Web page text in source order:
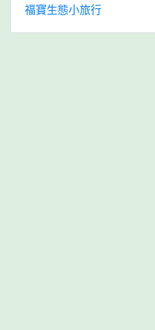
福寶生態小旅行